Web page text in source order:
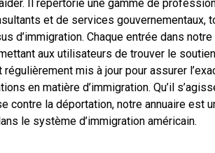
Il répertorie une gamme de
et de services
d’immigration. Chaque entrée dans
aux utilisateurs de trouver le
mis à jour pour assurer
en matière d’immigration. Qu’il
contre la déportation, notre annuaire est
le système d’immigration américain.